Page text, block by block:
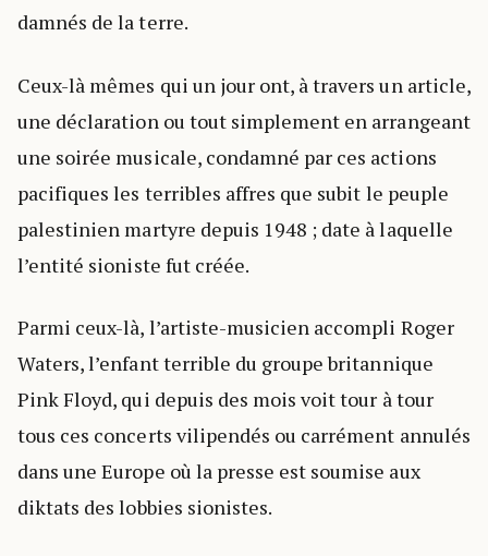
damnés de la terre.
Ceux-là mêmes qui un jour ont, à travers un article,
une déclaration ou tout simplement en arrangeant
une soirée musicale, condamné par ces actions
pacifiques les terribles affres que subit le peuple
palestinien martyre depuis 1948 ; date à laquelle
l’entité sioniste fut créée.
Parmi ceux-là, l’artiste-musicien accompli Roger
Waters, l’enfant terrible du groupe britannique
Pink Floyd, qui depuis des mois voit tour à tour
tous ces concerts vilipendés ou carrément annulés
dans une Europe où la presse est soumise aux
diktats des lobbies sionistes.